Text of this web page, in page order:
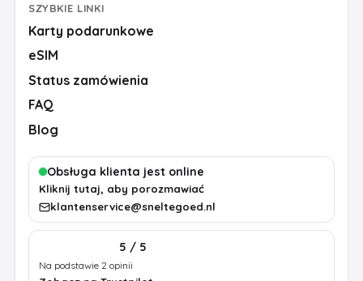
SZYBKIE LINKI
Karty podarunkowe
eSIM
Status zamówienia
FAQ
Blog
Obsługa klienta jest online
Kliknij tutaj, aby porozmawiać
klantenservice@sneltegoed.nl
5 / 5
Na podstawie 2 opinii